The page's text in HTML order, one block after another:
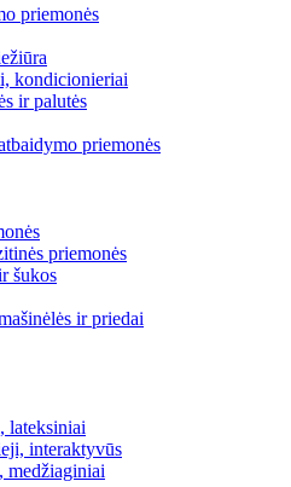
priemonės
kondicionieriai
ir palutės
priemonės
priemonės
šukos
ir priedai
lateksiniai
interaktyvūs
medžiaginiai